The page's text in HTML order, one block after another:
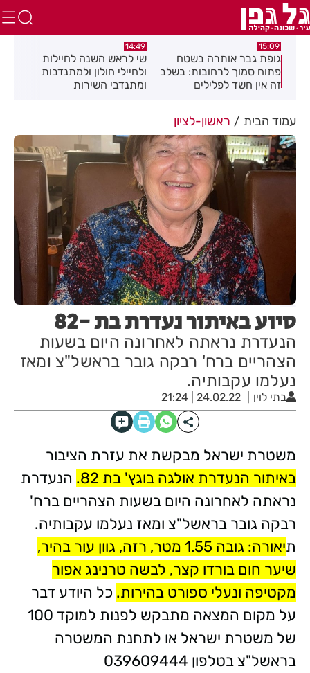
15:09
גופת גבר אותרה בשטח
פתוח סמוך לרחובות: בשלב
זה אין חשד לפלילים
14:49
שי לראש השנה לחיילות
ולחיילי חולון ולמתנדבות
ומתנדבי השירות
עמוד הבית ראשון-לציון
סיוע באיתור נעדרת בת -82
הנעדרת נראתה לאחרונה היום בשעות
הצהריים ברח' רבקה גובר בראשל"צ ומאז
נעלמו עקבותיה.
בתי לוין 24.02.22 | 21:24
משטרת ישראל מבקשת את עזרת הציבור
באיתור הנעדרת אולגה בוגץ' בת 82.
הנעדרת
נראתה לאחרונה היום בשעות הצהריים ברח'
רבקה גובר בראשל"צ ומאז נעלמו עקבותיה.
ת
יאורה: גובה 1.55 מטר, רזה, גוון עור בהיר,
שיער חום בורדו קצר, לבשה טרנינג אפור
מקטיפה ונעלי ספורט בהירות. כל היודע דבר
על מקום המצאה מתבקש לפנות למוקד 100
של משטרת ישראל או לתחנת המשטרה
בראשל"צ בטלפון 039609444